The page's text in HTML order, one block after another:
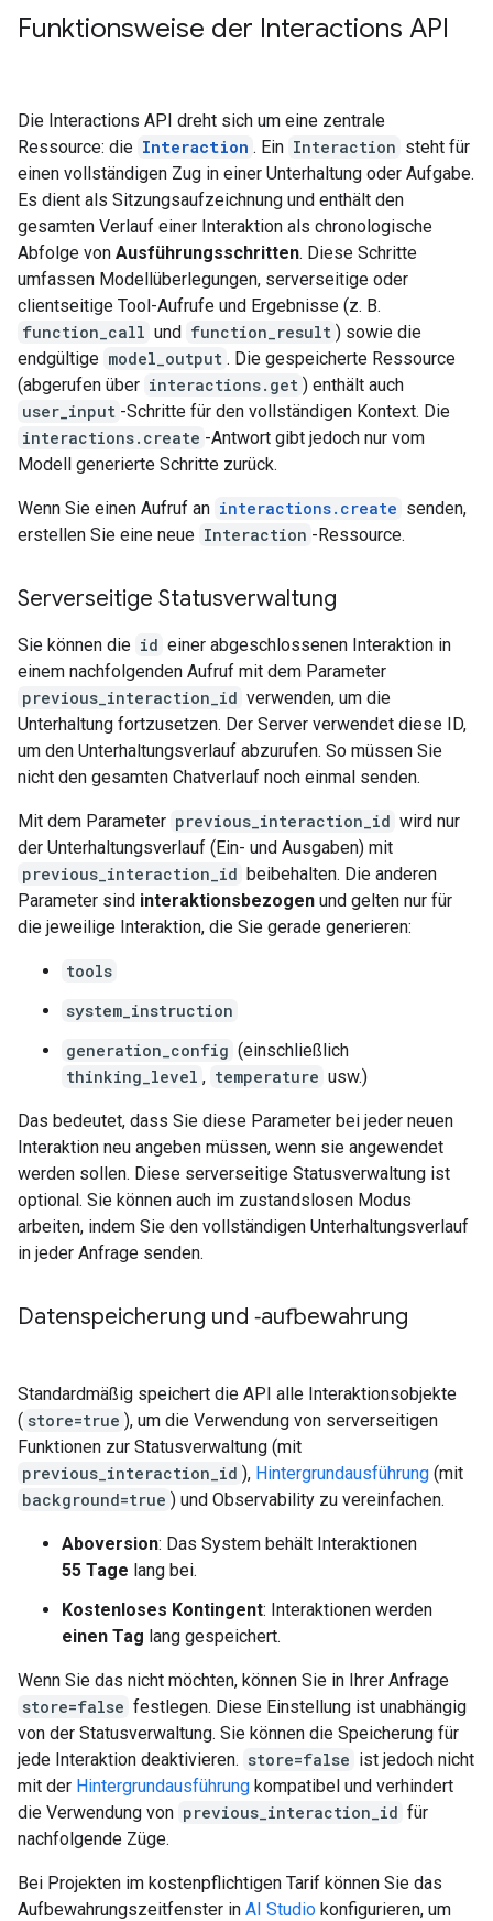
Funktionsweise der Interactions API
Die Interactions API dreht sich um eine zentrale
Ressource: die Interaction . Ein Interaction steht für
einen vollständigen Zug in einer Unterhaltung oder Aufgabe.
Es dient als Sitzungsaufzeichnung und enthält den
gesamten Verlauf einer Interaktion als chronologische
Abfolge von Ausführungsschritten. Diese Schritte
umfassen Modellüberlegungen, serverseitige oder
clientseitige Tool-Aufrufe und Ergebnisse (z. B.
function_call und function_result ) sowie die
endgültige model_output . Die gespeicherte Ressource
(abgerufen über interactions.get ) enthält auch
user_input -Schritte für den vollständigen Kontext. Die
interactions.create -Antwort gibt jedoch nur vom
Modell generierte Schritte zurück.
Wenn Sie einen Aufruf an interactions.create senden,
erstellen Sie eine neue Interaction -Ressource.
Serverseitige Statusverwaltung
Sie können die id einer abgeschlossenen Interaktion in
einem nachfolgenden Aufruf mit dem Parameter
previous_interaction_id verwenden, um die
Unterhaltung fortzusetzen. Der Server verwendet diese ID,
um den Unterhaltungsverlauf abzurufen. So müssen Sie
nicht den gesamten Chatverlauf noch einmal senden.
Mit dem Parameter previous_interaction_id wird nur
der Unterhaltungsverlauf (Ein- und Ausgaben) mit
previous_interaction_id beibehalten. Die anderen
Parameter sind interaktionsbezogen und gelten nur für
die jeweilige Interaktion, die Sie gerade generieren:
tools
system_instruction
generation_config (einschließlich
thinking_level , temperature usw.)
Das bedeutet, dass Sie diese Parameter bei jeder neuen
Interaktion neu angeben müssen, wenn sie angewendet
werden sollen. Diese serverseitige Statusverwaltung ist
optional. Sie können auch im zustandslosen Modus
arbeiten, indem Sie den vollständigen Unterhaltungsverlauf
in jeder Anfrage senden.
Datenspeicherung und ‑aufbewahrung
Standardmäßig speichert die API alle Interaktionsobjekte
( store=true ), um die Verwendung von serverseitigen
Funktionen zur Statusverwaltung (mit
previous_interaction_id ), Hintergrundausführung (mit
background=true ) und Observability zu vereinfachen.
Aboversion: Das System behält Interaktionen
55 Tage lang bei.
Kostenloses Kontingent: Interaktionen werden
einen Tag lang gespeichert.
Wenn Sie das nicht möchten, können Sie in Ihrer Anfrage
store=false festlegen. Diese Einstellung ist unabhängig
von der Statusverwaltung. Sie können die Speicherung für
jede Interaktion deaktivieren. store=false ist jedoch nicht
mit der Hintergrundausführung kompatibel und verhindert
die Verwendung von previous_interaction_id für
nachfolgende Züge.
Bei Projekten im kostenpflichtigen Tarif können Sie das
Aufbewahrungszeitfenster in AI Studio konfigurieren, um